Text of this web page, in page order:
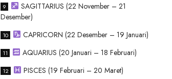
SAGITTARIUS (22 November – 21
Desember)
CAPRICORN (22 Desember – 19 Januari)
AQUARIUS (20 Januari – 18 Februari)
PISCES (19 Februari – 20 Maret)